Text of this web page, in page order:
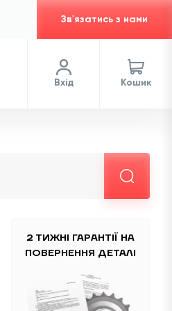
Зв'язатись з нами
Вхід Кошик
2 ТИЖНІ ГАРАНТІЇ НА
ПОВЕРНЕННЯ ДЕТАЛІ